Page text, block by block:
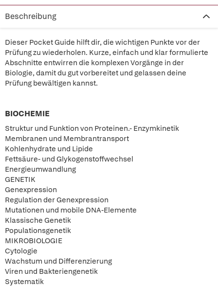
Beschreibung
Dieser Pocket Guide hilft dir, die wichtigen Punkte vor der
Prüfung zu wiederholen. Kurze, einfach und klar formulierte
Abschnitte entwirren die komplexen Vorgänge in der
Biologie, damit du gut vorbereitet und gelassen deine
Prüfung bewältigen kannst.
BIOCHEMIE
Struktur und Funktion von Proteinen.- Enzymkinetik
Membranen und Membrantransport
Kohlenhydrate und Lipide
Fettsäure- und Glykogenstoffwechsel
Energieumwandlung
GENETIK
Genexpression
Regulation der Genexpression
Mutationen und mobile DNA-Elemente
Klassische Genetik
Populationsgenetik
MIKROBIOLOGIE
Cytologie
Wachstum und Differenzierung
Viren und Bakteriengenetik
Systematik